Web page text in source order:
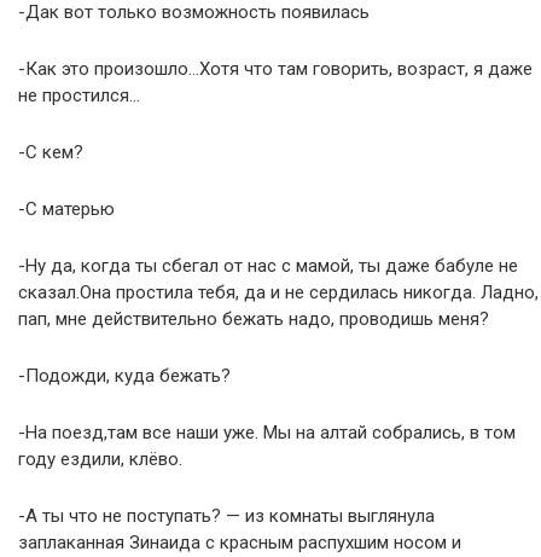
-Дак вот только возможность появилась
-Как это произошло…Хотя что там говорить, возраст, я даже
не простился…
-С кем?
-С матерью
-Ну да, когда ты сбегал от нас с мамой, ты даже бабуле не
сказал.Она простила тебя, да и не сердилась никогда. Ладно,
пап, мне действительно бежать надо, проводишь меня?
-Подожди, куда бежать?
-На поезд,там все наши уже. Мы на алтай собрались, в том
году ездили, клёво.
-А ты что не поступать? — из комнаты выглянула
заплаканная Зинаида с красным распухшим носом и